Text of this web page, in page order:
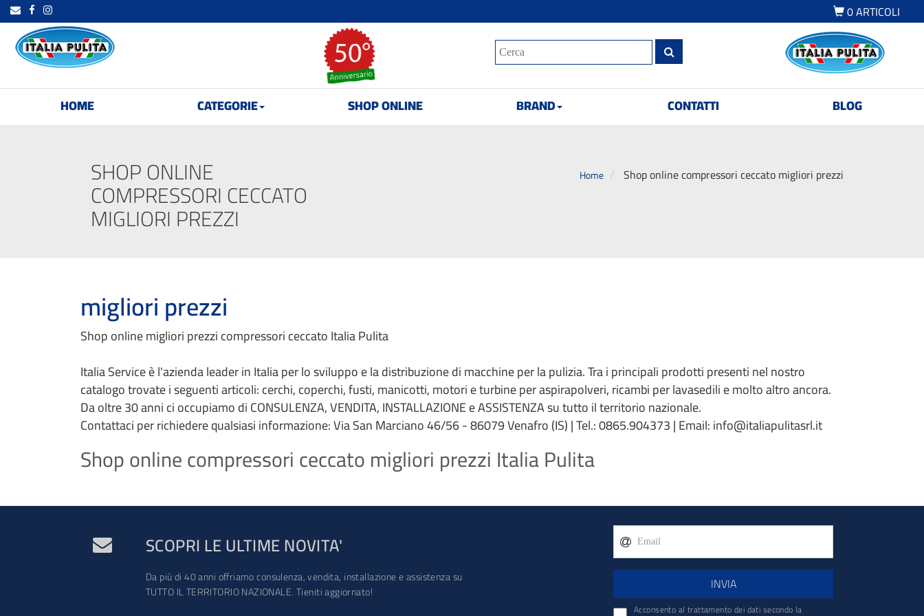
0ARTICOLI
HOME CATEGORIE SHOP ONLINE BRAND CONTATTI BLOG
SHOP ONLINE
COMPRESSORI CECCATO
MIGLIORI PREZZI
Home Shop online compressori ceccato migliori prezzi
migliori prezzi
Shop online migliori prezzi compressori ceccato Italia Pulita
Italia Service è l'azienda leader in Italia per lo sviluppo e la distribuzione di macchine per la pulizia. Tra i principali prodotti presenti nel nostro
catalogo trovate i seguenti articoli: cerchi, coperchi, fusti, manicotti, motori e turbine per aspirapolveri, ricambi per lavasedili e molto altro ancora.
Da oltre 30 anni ci occupiamo di CONSULENZA, VENDITA, INSTALLAZIONE e ASSISTENZA su tutto il territorio nazionale.
Contattaci per richiedere qualsiasi informazione: Via San Marciano 46/56 - 86079 Venafro (IS) | Tel.: 0865.904373 | Email: info@italiapulitasrl.it
Shop online compressori ceccato migliori prezzi Italia Pulita
SCOPRI LE ULTIME NOVITA'
Da più di 40 anni offriamo consulenza, vendita, installazione e assistenza su
TUTTO IL TERRITORIO NAZIONALE. Tieniti aggiornato!
INVIA
Acconsento al trattamento dei dati secondo la